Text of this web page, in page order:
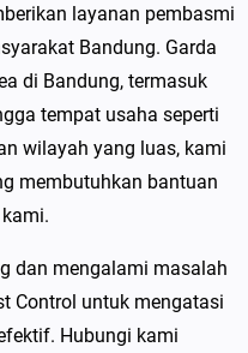
layanan pembasmi
Bandung. Garda
di Bandung, termasuk
tempat usaha seperti
wilayah yang luas, kami
membutuhkan bantuan
dan mengalami masalah
Control untuk mengatasi
Hubungi kami